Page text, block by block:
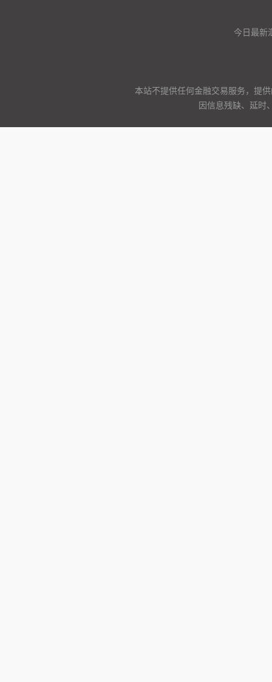
今日最新
本站不提供任何金融交易服务，提
因信息残缺、延时